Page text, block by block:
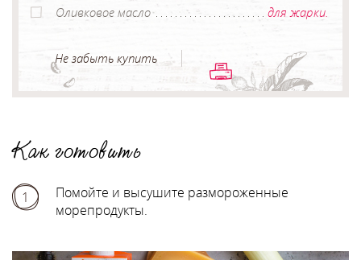
Оливковое масло
для жарки.
Не забыть купить
Как готовить
1
Помойте и высушите размороженные
морепродукты.